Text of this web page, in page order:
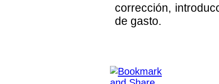
corrección,
de gasto.